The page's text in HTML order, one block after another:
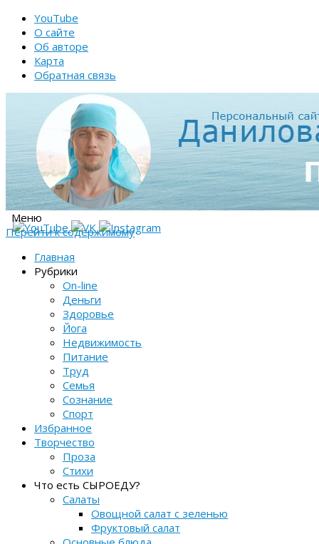
YouTube
О сайте
Об авторе
Карта
Обратная связь
Меню
Перейти к содержимому
Главная
Рубрики
On-line
Деньги
Здоровье
Йога
Недвижимость
Питание
Труд
Семья
Сознание
Спорт
Избранное
Творчество
Проза
Стихи
Что есть СЫРОЕДУ?
Салаты
Овощной салат с зеленью
Фруктовый салат